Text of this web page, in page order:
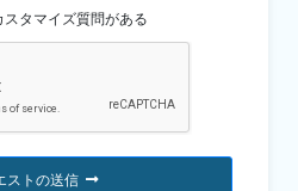
タマイズ質問がある
ストの送信